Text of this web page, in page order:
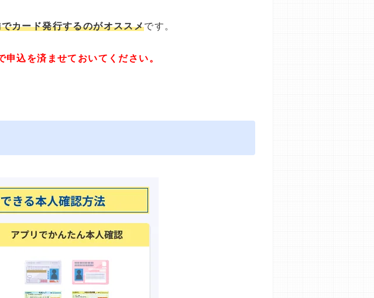
カード発行するのがオススメです。
込を済ませておいてください。